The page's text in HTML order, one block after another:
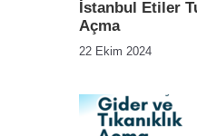
İstanbul Etiler
Açma
22 Ekim 2024